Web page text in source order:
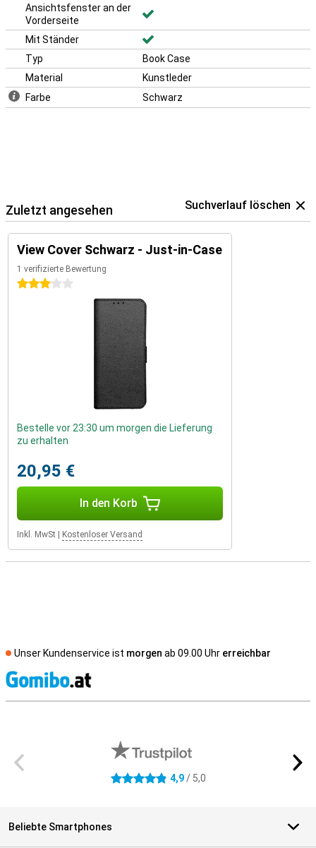
Ansichtsfenster an der
Vorderseite
Mit Ständer
Typ
Book Case
Material
Kunstleder
Farbe
Schwarz
Zuletzt angesehen Suchverlauf löschen
View Cover Schwarz - Just-in-Case
1 verifizierte Bewertung
3 Sterne
Bestelle vor 23:30 um morgen die Lieferung
zu erhalten
20,95 €
In den Korb
Inkl. MwSt Kostenloser Versand
Unser Kundenservice ist morgen ab 09.00 Uhr erreichbar
4.9 Sterne 4,9/ 5,0
Beliebte Smartphones